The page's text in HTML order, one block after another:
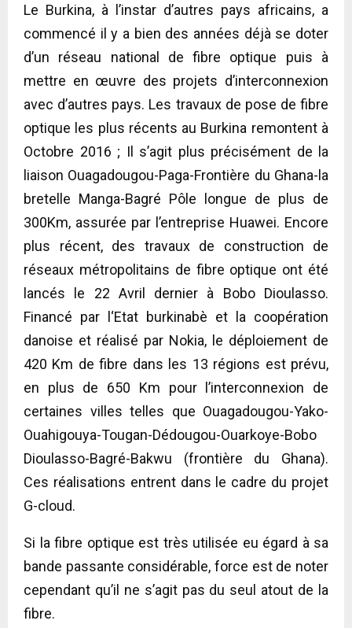
Le Burkina, à l’instar d’autres pays africains, a
commencé il y a bien des années déjà se doter
d’un réseau national de fibre optique puis à
mettre en œuvre des projets d’interconnexion
avec d’autres pays. Les travaux de pose de fibre
optique les plus récents au Burkina remontent à
Octobre 2016 ; Il s’agit plus précisément de la
liaison Ouagadougou-Paga-Frontière du Ghana-la
bretelle Manga-Bagré Pôle longue de plus de
300Km, assurée par l’entreprise Huawei. Encore
plus récent, des travaux de construction de
réseaux métropolitains de fibre optique ont été
lancés le 22 Avril dernier à Bobo Dioulasso.
Financé par l‘Etat burkinabè et la coopération
danoise et réalisé par Nokia, le déploiement de
420 Km de fibre dans les 13 régions est prévu,
en plus de 650 Km pour l’interconnexion de
certaines villes telles que Ouagadougou-Yako-
Ouahigouya-Tougan-Dédougou-Ouarkoye-Bobo
Dioulasso-Bagré-Bakwu (frontière du Ghana).
Ces réalisations entrent dans le cadre du projet
G-cloud.
Si la fibre optique est très utilisée eu égard à sa
bande passante considérable, force est de noter
cependant qu’il ne s’agit pas du seul atout de la
fibre.